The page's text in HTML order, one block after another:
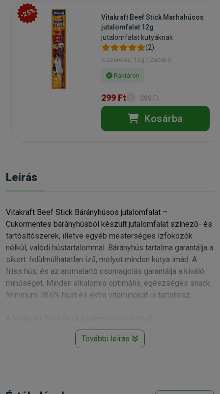
-25%
Vitakraft Beef Stick Marhahúsos
jutalomfalat 12g
jutalomfalat kutyáknak
(2)
Kiszerelés: 12g / Zacskó
Raktáron
299 Ft 399 Ft
Kosárba
Leírás
Vitakraft Beef Stick Bárányhúsos jutalomfalat –
Cukormentes bárányhúsból készült jutalomfalat színező- és
tartósítószerek, illetve egyéb mesterséges ízfokozók
nélkül, valódi hústartalommal. Bárányhús tartalma garantálja a
sikert: felülmúlhatatlan ízű, melyet minden kutya imád. A
friss hús, és az aromatartó csomagolás garantálja a kiváló
minőséget. Minden alkalomra optimális, egészséges snack.
Minimum 78.6% húst és extra vitaminokat is tartalmaz.
• rágósnack bármely fajtájú és méretű kutyának
• magas húsrészarány
• természetes összetevők
További leírás